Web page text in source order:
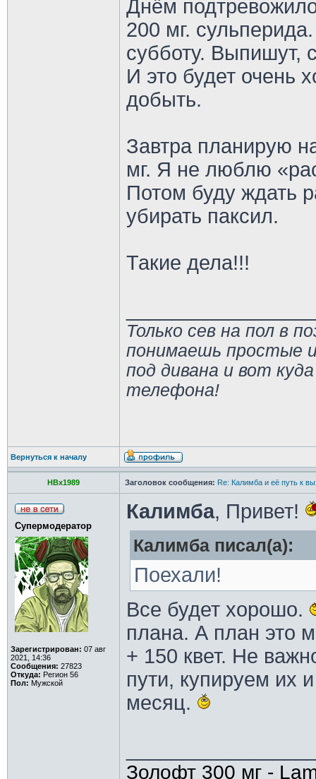
Днём
200 мг.
субботу. Выпишут,
И это будет очень
добыть.
Завтра планирую
мг. Я не люблю
Потом буду ждать
убирать паксил.
Такие дела!!!
Только сев на пол в
понимаешь простые
под дивана и вот
телефона!
Вернуться к началу
HBx1989 Заголовок сообщения: Re: Калимба и её путь к
Супермодератор
Зарегистрирован: 07 авг
2021, 14:36
Сообщения: 27823
Откуда: Регион 56
Пол: Мужской
Калимба, Привет!
Калимба писал(а):
Поехали!
Все будет хорошо.
плана. А план это
+ 150 квет. Не
пути, купируем их
месяц.
Золофт 300 мг -